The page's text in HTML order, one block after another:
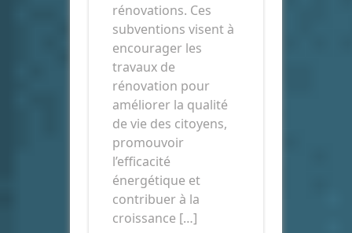
rénovations. Ces
subventions visent à
encourager les
travaux de
rénovation pour
améliorer la qualité
de vie des citoyens,
promouvoir
l’efficacité
énergétique et
contribuer à la
croissance […]